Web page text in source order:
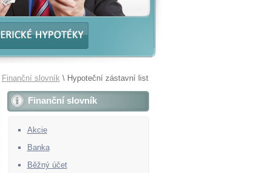
Finanční slovník \ Hypoteční zástavní list
Finanční slovník
Akcie
Banka
Běžný účet